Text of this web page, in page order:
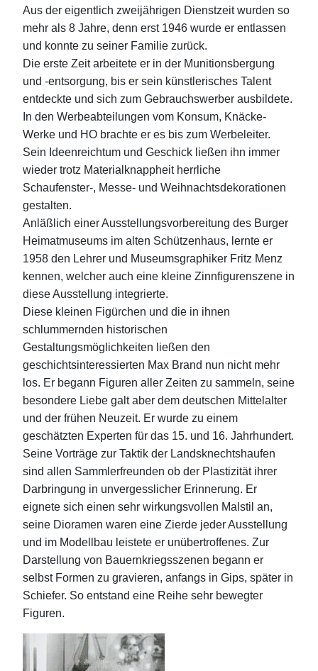
Aus der eigentlich zweijährigen Dienstzeit wurden so
mehr als 8 Jahre, denn erst 1946 wurde er entlassen
und konnte zu seiner Familie zurück.
Die erste Zeit arbeitete er in der Munitionsbergung
und -entsorgung, bis er sein künstlerisches Talent
entdeckte und sich zum Gebrauchswerber ausbildete.
In den Werbeabteilungen vom Konsum, Knäcke-
Werke und HO brachte er es bis zum Werbeleiter.
Sein Ideenreichtum und Geschick ließen ihn immer
wieder trotz Materialknappheit herrliche
Schaufenster-, Messe- und Weihnachtsdekorationen
gestalten.
Anläßlich einer Ausstellungsvorbereitung des Burger
Heimatmuseums im alten Schützenhaus, lernte er
1958 den Lehrer und Museumsgraphiker Fritz Menz
kennen, welcher auch eine kleine Zinnfigurenszene in
diese Ausstellung integrierte.
Diese kleinen Figürchen und die in ihnen
schlummernden historischen
Gestaltungsmöglichkeiten ließen den
geschichtsinteressierten Max Brand nun nicht mehr
los. Er begann Figuren aller Zeiten zu sammeln, seine
besondere Liebe galt aber dem deutschen Mittelalter
und der frühen Neuzeit. Er wurde zu einem
geschätzten Experten für das 15. und 16. Jahrhundert.
Seine Vorträge zur Taktik der Landsknechtshaufen
sind allen Sammlerfreunden ob der Plastizität ihrer
Darbringung in unvergesslicher Erinnerung. Er
eignete sich einen sehr wirkungsvollen Malstil an,
seine Dioramen waren eine Zierde jeder Ausstellung
und im Modellbau leistete er unübertroffenes. Zur
Darstellung von Bauernkriegsszenen begann er
selbst Formen zu gravieren, anfangs in Gips, später in
Schiefer. So entstand eine Reihe sehr bewegter
Figuren.